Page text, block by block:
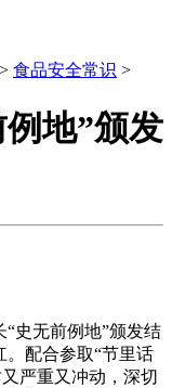
> 食品安全常识 >
地”颁发
无前例地”颁发结
配合参取“节里话
严重又冲动，深切